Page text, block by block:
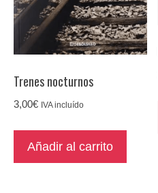
Trenes nocturnos
3,00€ IVA incluído
Añadir al carrito